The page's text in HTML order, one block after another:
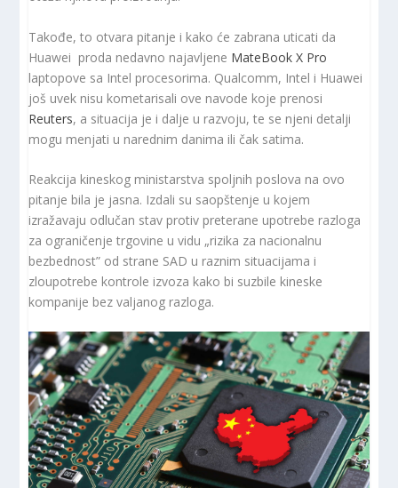
Takođe, to otvara pitanje i kako će zabrana uticati da
Huawei proda nedavno najavljene MateBook X Pro
laptopove sa Intel procesorima. Qualcomm, Intel i Huawei
još uvek nisu kometarisali ove navode koje prenosi
Reuters, a situacija je i dalje u razvoju, te se njeni detalji
mogu menjati u narednim danima ili čak satima.
Reakcija kineskog ministarstva spoljnih poslova na ovo
pitanje bila je jasna. Izdali su saopštenje u kojem
izražavaju odlučan stav protiv preterane upotrebe razloga
za ograničenje trgovine u vidu „rizika za nacionalnu
bezbednost” od strane SAD u raznim situacijama i
zloupotrebe kontrole izvoza kako bi suzbile kineske
kompanije bez valjanog razloga.